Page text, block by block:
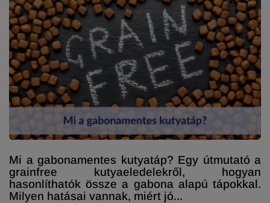
Mi a gabonamentes kutyatáp? Egy útmutató a
grainfree kutyaeledelekről, hogyan
hasonlíthatók össze a gabona alapú tápokkal.
Milyen hatásai vannak, miért jó...